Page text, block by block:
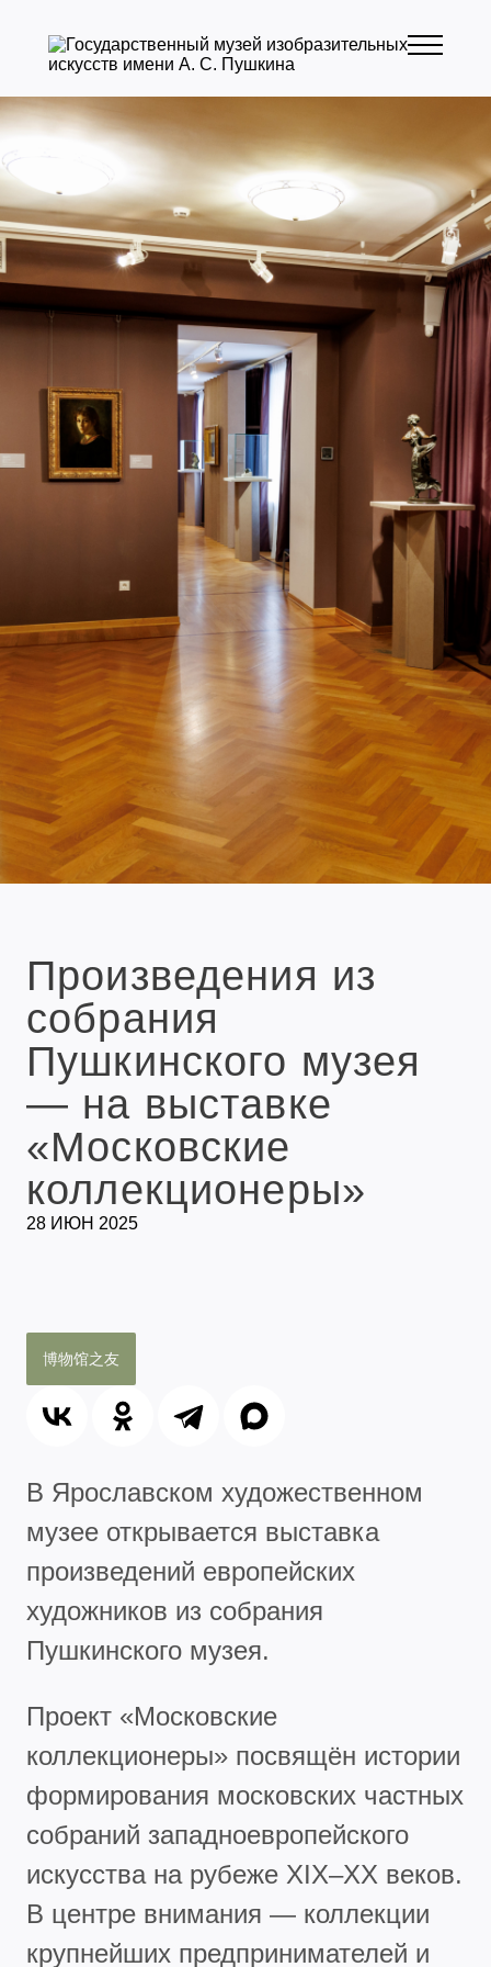
Произведения из
собрания
Пушкинского музея
— на выставке
«Московские
коллекционеры»
28 ИЮН 2025
博物馆之友
В Ярославском художественном
музее открывается выставка
произведений европейских
художников из собрания
Пушкинского музея.
Проект «Московские
коллекционеры» посвящён истории
формирования московских частных
собраний западноевропейского
искусства на рубеже XIX–XX веков.
В центре внимания — коллекции
крупнейших предпринимателей и